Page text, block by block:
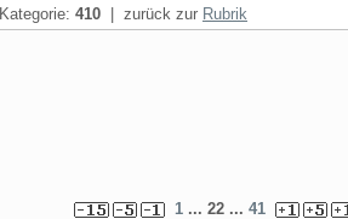
410 | zurück zur Rubrik
1... 22 ... 41